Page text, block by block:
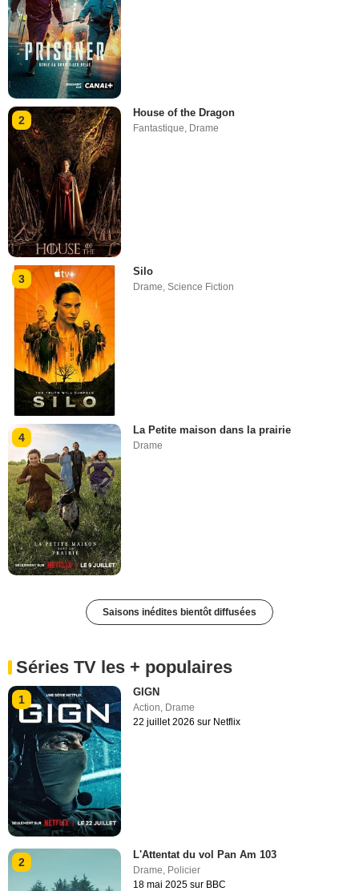
2
House of the Dragon
Fantastique Drame
3
Silo
Drame,Science Fiction
4
La Petite maison dans la prairie
Drame
Saisons inédites bientôt diffusées
Séries TV les + populaires
1
GIGN
Action Drame
22 juillet 2026 sur Netflix
2
L'Attentat du vol Pan Am 103
Drame, Policier
18 mai 2025 sur BBC